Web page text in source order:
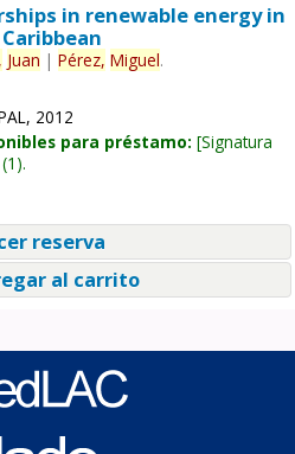
in renewable energy in
Juan | Pérez, Miguel.
2012
para préstamo: Signatura
(1).
reserva
al carrito